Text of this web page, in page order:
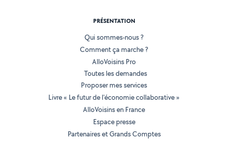
PRÉSENTATION
Qui sommes-nous ?
Comment ça marche ?
AlloVoisins Pro
Toutes les demandes
Proposer mes services
Livre « Le futur de l'économie collaborative »
AlloVoisins en France
Espace presse
Partenaires et Grands Comptes